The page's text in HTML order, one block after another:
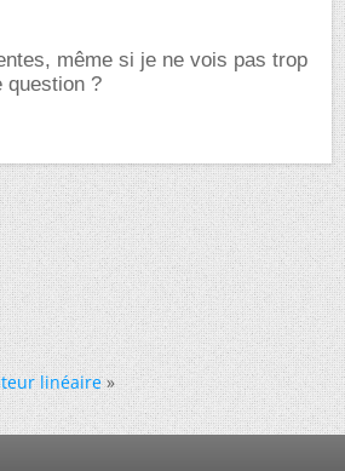
même si je ne vois pas trop
question ?
linéaire »